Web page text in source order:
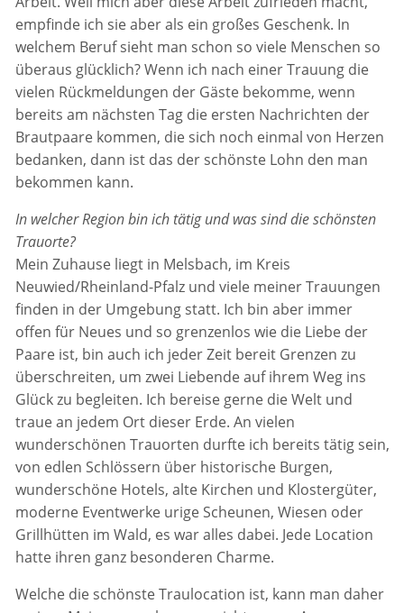
empfinde ich sie aber als ein großes Geschenk. In
welchem Beruf sieht man schon so viele Menschen so
überaus glücklich? Wenn ich nach einer Trauung die
vielen Rückmeldungen der Gäste bekomme, wenn
bereits am nächsten Tag die ersten Nachrichten der
Brautpaare kommen, die sich noch einmal von Herzen
bedanken, dann ist das der schönste Lohn den man
bekommen kann.
In welcher Region bin ich tätig und was sind die schönsten
Trauorte?
Mein Zuhause liegt in Melsbach, im Kreis
Neuwied/Rheinland-Pfalz und viele meiner Trauungen
finden in der Umgebung statt. Ich bin aber immer
offen für Neues und so grenzenlos wie die Liebe der
Paare ist, bin auch ich jeder Zeit bereit Grenzen zu
überschreiten, um zwei Liebende auf ihrem Weg ins
Glück zu begleiten. Ich bereise gerne die Welt und
traue an jedem Ort dieser Erde. An vielen
wunderschönen Trauorten durfte ich bereits tätig sein,
von edlen Schlössern über historische Burgen,
wunderschöne Hotels, alte Kirchen und Klostergüter,
moderne Eventwerke urige Scheunen, Wiesen oder
Grillhütten im Wald, es war alles dabei. Jede Location
hatte ihren ganz besonderen Charme.
Welche die schönste Traulocation ist, kann man daher